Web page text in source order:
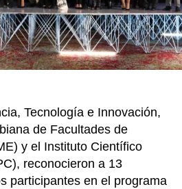
en
el
país
Tecnología e Innovación,
de Facultades de
y el Instituto Científico
reconocieron a 13
participantes en el programa